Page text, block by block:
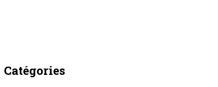
Catégories